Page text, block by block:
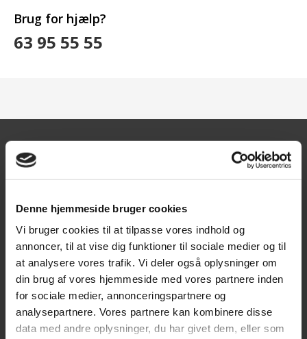
Denne hjemmeside bruger cookies
Vi bruger cookies til at tilpasse vores indhold og
annoncer, til at vise dig funktioner til sociale medier og til
at analysere vores trafik. Vi deler også oplysninger om
din brug af vores hjemmeside med vores partnere inden
for sociale medier, annonceringspartnere og
analysepartnere. Vores partnere kan kombinere disse
data med andre oplysninger, du har givet dem, eller som
Brug for hjælp?
63 95 55 55
Kontakt
5260 Odense S
CVR: DK66212319
Kundeservice
Tlf: 63 95 55 55